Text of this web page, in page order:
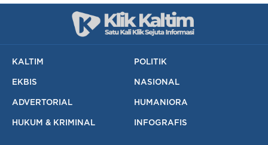
KALTIM POLITIK
EKBIS NASIONAL
ADVERTORIAL HUMANIORA
HUKUM & KRIMINAL INFOGRAFIS